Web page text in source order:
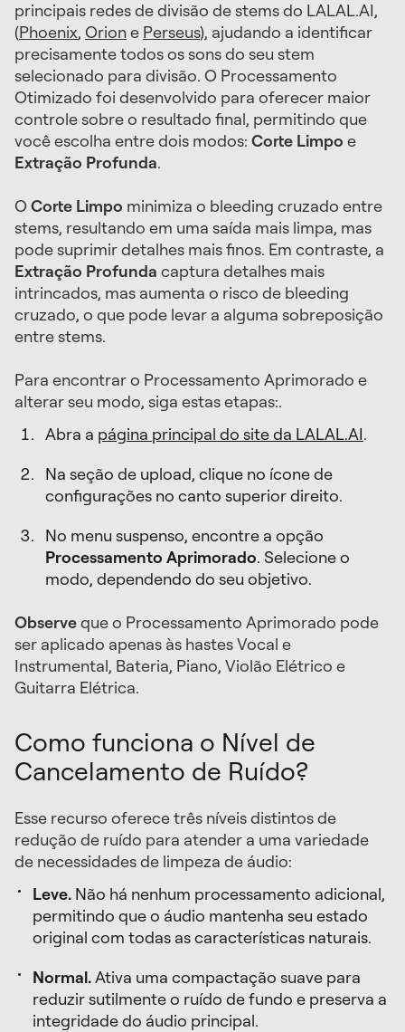
principais redes de divisão de stems do LALAL.AI,
(Phoenix, Orione Perseus), ajudando a identificar
precisamente todos os sons do seu stem
selecionado para divisão. O Processamento
Otimizado foi desenvolvido para oferecer maior
controle sobre o resultado final, permitindo que
você escolha entre dois modos: Corte Limpo e
Extração Profunda.
O Corte Limpo minimiza o bleeding cruzado entre
stems, resultando em uma saída mais limpa, mas
pode suprimir detalhes mais finos. Em contraste, a
Extração Profunda captura detalhes mais
intrincados, mas aumenta o risco de bleeding
cruzado, o que pode levar a alguma sobreposição
entre stems.
Para encontrar o Processamento Aprimorado e
alterar seu modo, siga estas etapas:.
Abra a página principal do site da LALAL.AI.
Na seção de upload, clique no ícone de
configurações no canto superior direito.
No menu suspenso, encontre a opção
Processamento Aprimorado. Selecione o
modo, dependendo do seu objetivo.
Observeque o Processamento Aprimorado pode
ser aplicado apenas às hastes Vocal e
Instrumental, Bateria, Piano, Violão Elétrico e
Guitarra Elétrica.
Como funciona o Nível de
Cancelamento de Ruído?
Esse recurso oferece três níveis distintos de
redução de ruído para atender a uma variedade
de necessidades de limpeza de áudio:
Leve. Não há nenhum processamento adicional,
permitindo que o áudio mantenha seu estado
original com todas as características naturais.
Normal.Ativa uma compactação suave para
reduzir sutilmente o ruído de fundo e preserva a
integridade do áudio principal.